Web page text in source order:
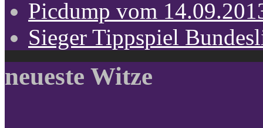
Picdump vom
Sieger Tippspiel
neueste Witze